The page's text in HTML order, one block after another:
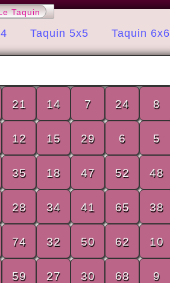
Taquin
Taquin 5x5 Taquin 6x6
21 14 7 24 8
12 15 29 6 5
35 18 47 52 48
28 34 41 65 38
74 32 50 62 10
59 27 30 68 9